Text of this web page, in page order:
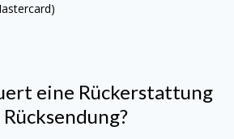
eine Rückerstattung